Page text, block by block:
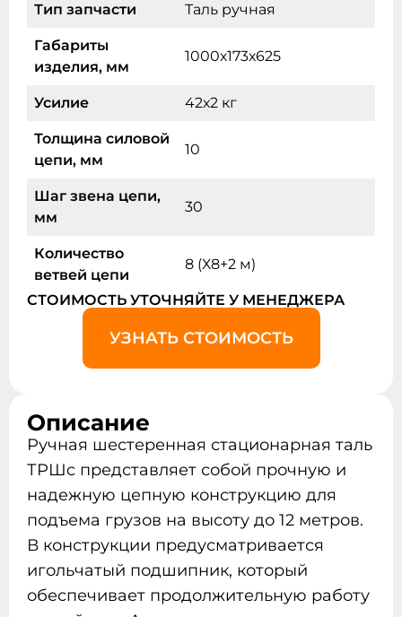
Тип запчасти Таль ручная
Габариты
изделия, мм
1000х173х625
Усилие 42х2 кг
Толщина силовой
цепи, мм
10
Шаг звена цепи,
мм
30
Количество
ветвей цепи
8 (Х8+2 м)
СТОИМОСТЬ УТОЧНЯЙТЕ У МЕНЕДЖЕРА
УЗНАТЬ СТОИМОСТЬ
Описание
Ручная шестеренная стационарная таль
ТРШc представляет собой прочную и
надежную цепную конструкцию для
подъема грузов на высоту до 12 метров.
В конструкции предусматривается
игольчатый подшипник, который
обеспечивает продолжительную работу